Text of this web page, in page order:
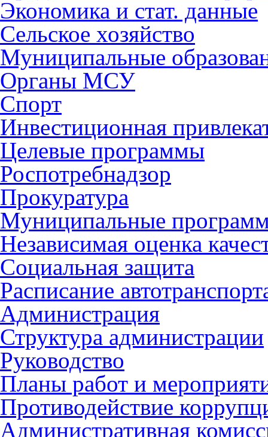
Экономика и стат. данные
Сельское хозяйство
Муниципальные
Органы МСУ
Спорт
Инвестиционная
Целевые программы
Роспотребнадзор
Прокуратура
Муниципальные
Независимая оценка
Социальная защита
Расписание
Администрация
Структура администрации
Руководство
Планы работ и
Противодействие
Административная